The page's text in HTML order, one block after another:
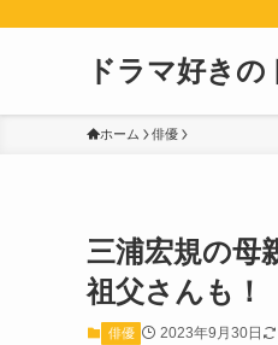
ドラマ好き
ホーム 俳優
三浦宏規の母
祖父さんも！
俳優 2023年9月30日